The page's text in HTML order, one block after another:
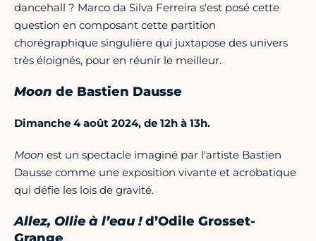
dancehall ? Marco da Silva Ferreira s'est posé cette
question en composant cette partition
chorégraphique singulière qui juxtapose des univers
très éloignés, pour en réunir le meilleur.
Moon de Bastien Dausse
Dimanche 4 août 2024, de 12h à 13h.
Moon est un spectacle imaginé par l'artiste Bastien
Dausse comme une exposition vivante et acrobatique
qui défie les lois de gravité.
Allez, Ollie à l’eau !d’Odile Grosset-